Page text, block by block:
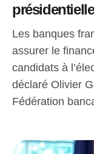
Les banques
assurer le
candidats à
déclaré Olivier
Fédération